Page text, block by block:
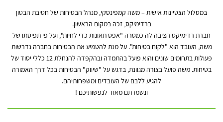
במסלול הצטיינות אישית – משה קמפינסקי, מנהל הבטיחות של חטיבת הבטון
ברדימיקס, זכה במקום הראשון.
חברת רדימיקס הציבה לה כמטרה "אפס תאונות כדי לחיות", ועל פי תפיסתו של
משה, העובד הוא "לקוח בטיחות". על מנת להטמיע את הבטיחות בחברה נדרשות
פעולות בתחומים שונים והוא פועל בהתמדה ובהקפדה להנחלת 12 כללי יסוד של
בטיחות. משה פועל בצורה מגוונת, בדגש על "שיווק" הבטיחות בכל דרך האמורה
להגיע ללבם של העובדים ומשפחותיהם.
ונשמרתם מאוד לנפשותיכם !